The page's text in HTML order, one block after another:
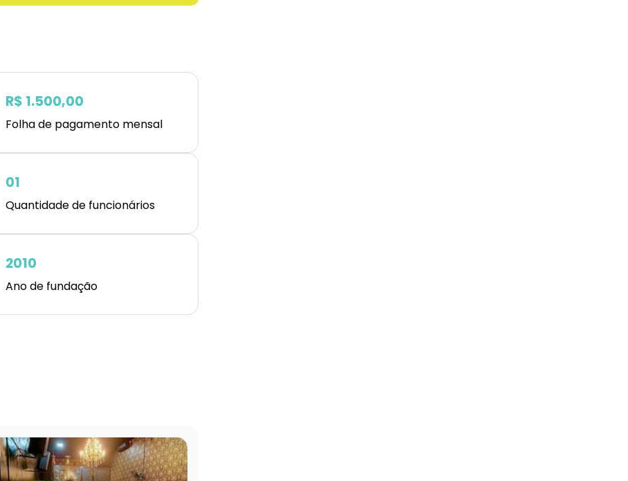
R$ 1.500,00
Folha de pagamento mensal
01
Quantidade de funcionários
2010
Ano de fundação